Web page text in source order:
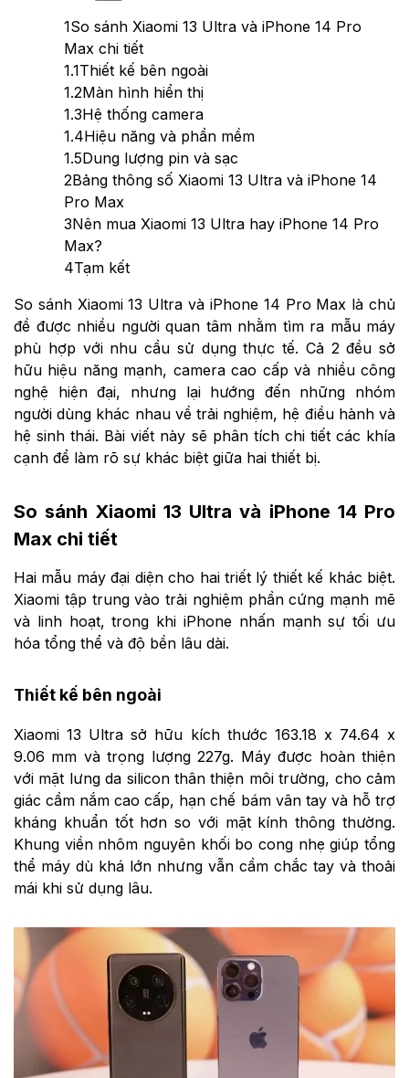
1So sánh Xiaomi 13 Ultra và iPhone 14 Pro
Max chi tiết
1.1Thiết kế bên ngoài
1.2Màn hình hiển thị
1.3Hệ thống camera
1.4Hiệu năng và phần mềm
1.5Dung lượng pin và sạc
2Bảng thông số Xiaomi 13 Ultra và iPhone 14
Pro Max
3Nên mua Xiaomi 13 Ultra hay iPhone 14 Pro
Max?
4Tạm kết
So sánh Xiaomi 13 Ultra và iPhone 14 Pro Max là chủ
đề được nhiều người quan tâm nhằm tìm ra mẫu máy
phù hợp với nhu cầu sử dụng thực tế. Cả 2 đều sở
hữu hiệu năng mạnh, camera cao cấp và nhiều công
nghệ hiện đại, nhưng lại hướng đến những nhóm
người dùng khác nhau về trải nghiệm, hệ điều hành và
hệ sinh thái. Bài viết này sẽ phân tích chi tiết các khía
cạnh để làm rõ sự khác biệt giữa hai thiết bị.
So sánh Xiaomi 13 Ultra và iPhone 14 Pro
Max chi tiết
Hai mẫu máy đại diện cho hai triết lý thiết kế khác biệt.
Xiaomi tập trung vào trải nghiệm phần cứng mạnh mẽ
và linh hoạt, trong khi iPhone nhấn mạnh sự tối ưu
hóa tổng thể và độ bền lâu dài.
Thiết kế bên ngoài
Xiaomi 13 Ultra sở hữu kích thước 163.18 x 74.64 x
9.06 mm và trọng lượng 227g. Máy được hoàn thiện
với mặt lưng da silicon thân thiện môi trường, cho cảm
giác cầm nắm cao cấp, hạn chế bám vân tay và hỗ trợ
kháng khuẩn tốt hơn so với mặt kính thông thường.
Khung viền nhôm nguyên khối bo cong nhẹ giúp tổng
thể máy dù khá lớn nhưng vẫn cầm chắc tay và thoải
mái khi sử dụng lâu.